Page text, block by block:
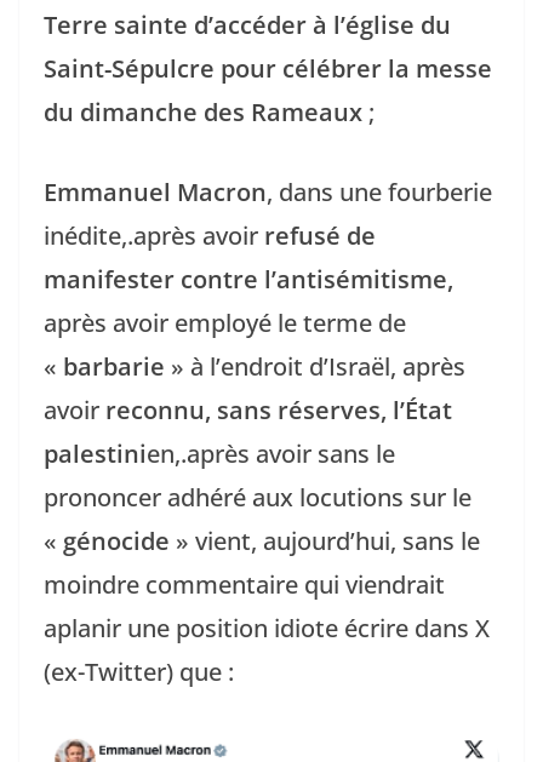
Terre sainte d’accéder à l’église du
Saint-Sépulcre pour célébrer la messe
du dimanche des Rameaux ;
Emmanuel Macron, dans une fourberie
inédite,.après avoir refusé de
manifester contre l’antisémitisme,
après avoir employé le terme de
« barbarie » à l’endroit d’Israël, après
avoir reconnu, sans réserves, l’État
palestinien,.après avoir sans le
prononcer adhéré aux locutions sur le
« génocide » vient, aujourd’hui, sans le
moindre commentaire qui viendrait
aplanir une position idiote écrire dans X
(ex-Twitter) que :